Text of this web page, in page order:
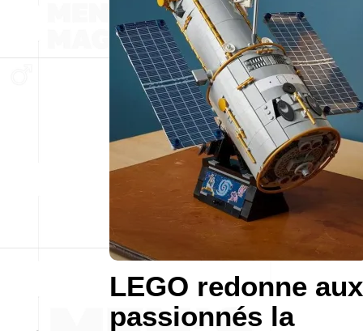
LEGO redonne aux
passionnés la